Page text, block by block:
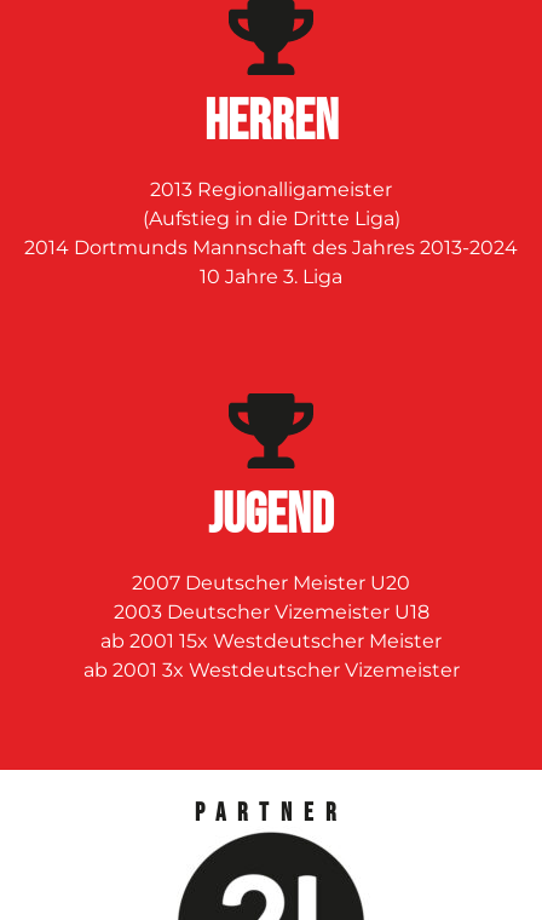
Herren
2013 Regionalligameister
(Aufstieg in die Dritte Liga)
2014 Dortmunds Mannschaft des Jahres 2013-2024
10 Jahre 3. Liga
JUGEND
2007 Deutscher Meister U20
2003 Deutscher Vizemeister U18
ab 2001 15x Westdeutscher Meister
ab 2001 3x Westdeutscher Vizemeister
Partner